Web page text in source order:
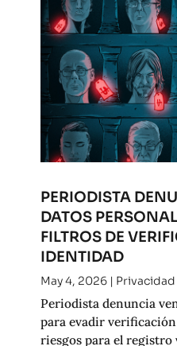
PERIODISTA
DATOS
FILTROS DE
IDENTIDAD
May 4, 2026| Privacidad
Periodista denuncia
para evadir
riesgos para el